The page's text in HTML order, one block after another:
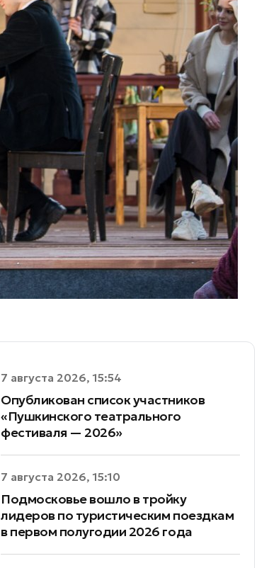
7 августа 2026, 15:54
Опубликован список участников
«Пушкинского театрального
фестиваля — 2026»
7 августа 2026, 15:10
Подмосковье вошло в тройку
лидеров по туристическим поездкам
в первом полугодии 2026 года